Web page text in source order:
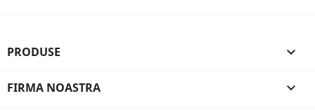
PRODUSE 
FIRMA NOASTRA 